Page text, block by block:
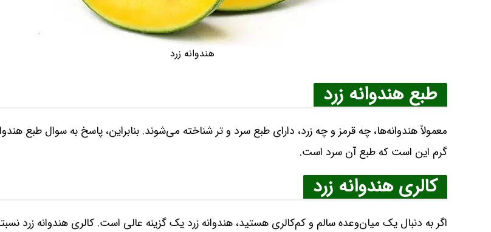
هندوانه زرد
طبع هندوانه زرد
معمولاً هندوانه‌ها، چه قرمز و چه زرد، دارای طبع سرد و تر شناخته می‌شوند. بنابراین، پاسخ به سوال طبع
گرم این است که طبع آن سرد است.
کالری هندوانه زرد
اگر به دنبال یک میان‌وعده سالم و کم‌کالری هستید، هندوانه زرد یک گزینه عالی است. کالری هندوانه زرد